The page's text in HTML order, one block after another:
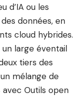
d’IA ou les
données, en
cloud hybrides.
un large éventail
tiers des
mélange de
avec Outils open